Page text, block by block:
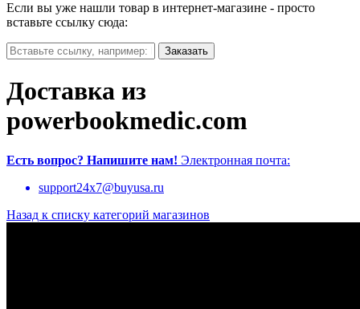
Если вы уже нашли товар в интернет-магазине - просто
вставьте ссылку сюда:
Доставка из
powerbookmedic.com
Есть вопрос? Напишите нам! Электронная почта:
support24x7@buyusa.ru
Назад к списку категорий магазинов